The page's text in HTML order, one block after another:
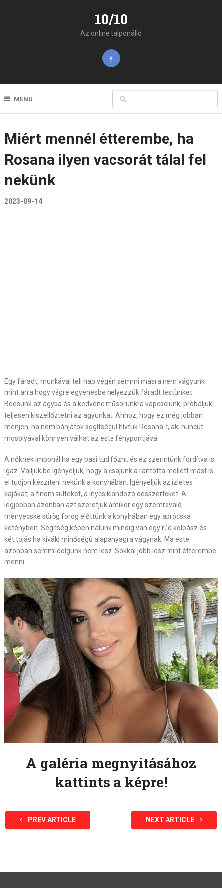
10/10
Az online talponálló
MENU
Miért mennél étterembe, ha
Rosana ilyen vacsorát tálal fel
nekünk
2023-09-14
Egy fáradt, munkával teli nap végén semmi másra nem vágyunk
mint arra hogy végre egyenesbe helyezzük fáradt testünket.
Beesünk az ágyba és a kedvenc műsorunkra kapcsolunk, próbáljuk
teljesen kiszellőztetni az agyunkat. Ahhoz, hogy ez még jobban
menjen, ha nem bánjátok segítségül hívtuk Rosana-t, aki huncut
mosolyával könnyen válhat az este fénypontjává.
A nőknek imponál ha egy pasi tud főzni, és ez szerintünk fordítva is
igaz. Valljuk be igényeljük, hogy a csajunk a rántotta mellett mást is
el tudjon készíteni nekünk a konyhában. Igényeljük az ízletes
kajákat, a finom sülteket, a ínycsiklandozó desszerteket. A
legjobban azonban azt szeretjük amikor egy szemrevaló
menyecske sürög forog előttünk a konyhában egy aprócska
kötényben. Segítség képen nálunk mindig van egy rúd kolbász és
két tojás ha kiváló minőségű alapanyagra vágynak. Ma este
azonban semmi dolgunk nem lesz. Sokkal jobb lesz mint étterembe
menni.
A galéria megnyitásához
kattints a képre!
PREV ARTICLE NEXT ARTICLE